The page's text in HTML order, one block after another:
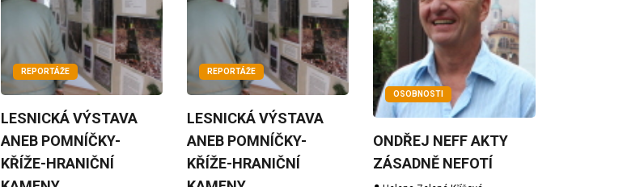
REPORTÁŽE
LESNICKÁ VÝSTAVA
ANEB POMNÍČKY-
KŘÍŽE-HRANIČNÍ
REPORTÁŽE
LESNICKÁ VÝSTAVA
ANEB POMNÍČKY-
KŘÍŽE-HRANIČNÍ
OSOBNOSTI
ONDŘEJ NEFF AKTY
ZÁSADNĚ NEFOTÍ